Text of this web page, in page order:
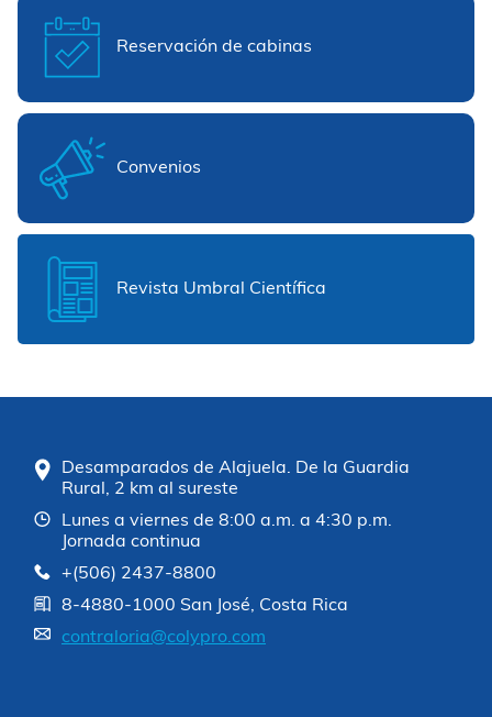
Reservación de cabinas
Convenios
Revista Umbral Científica
Desamparados de Alajuela. De la Guardia
Rural, 2 km al sureste
Lunes a viernes de 8:00 a.m. a 4:30 p.m.
Jornada continua
+(506) 2437-8800
8-4880-1000 San José, Costa Rica
contraloria@colypro.com